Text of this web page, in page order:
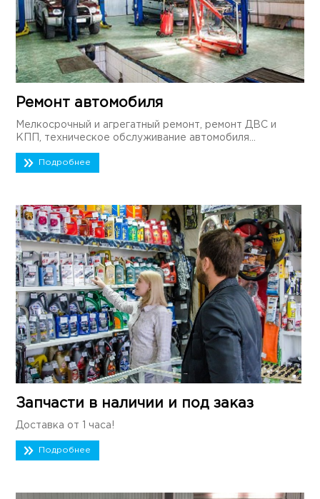
Ремонт автомобиля
Мелкосрочный и агрегатный ремонт, ремонт ДВС и
КПП, техническое обслуживание автомобиля...
Подробнее
Запчасти в наличии и под заказ
Доставка от 1 часа!
Подробнее